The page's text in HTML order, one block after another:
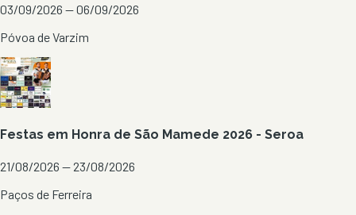
03/09/2026 — 06/09/2026
Póvoa de Varzim
Festas em Honra de São Mamede 2026 - Seroa
21/08/2026 — 23/08/2026
Paços de Ferreira